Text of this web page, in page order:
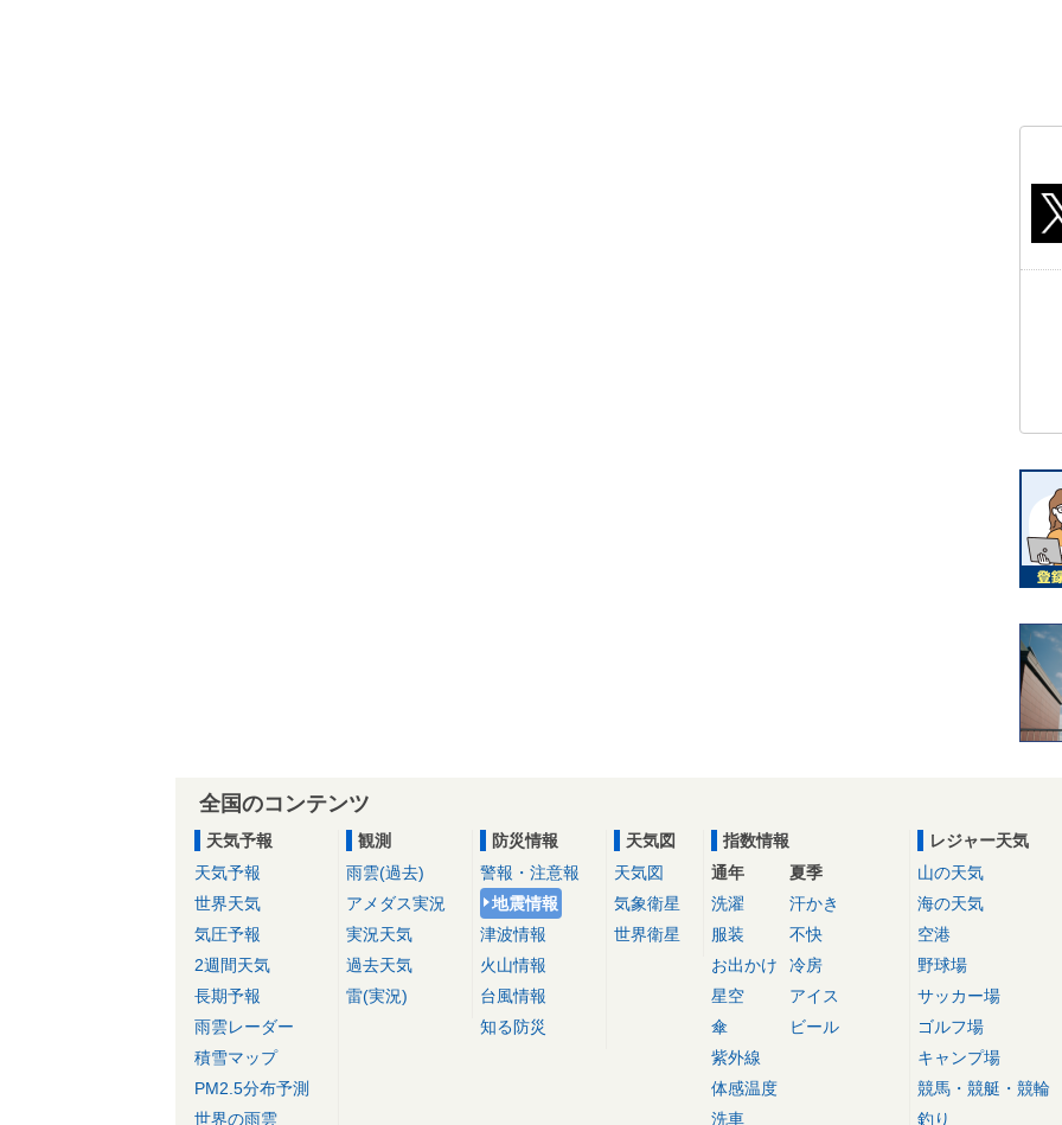
全国のコンテンツ
天気予報
天気予報
世界天気
気圧予報
2週間天気
長期予報
雨雲レーダー
積雪マップ
PM2.5分布予測
世界の雨雲
観測
雨雲(過去)
アメダス実況
実況天気
過去天気
雷(実況)
防災情報
警報・注意報
地震情報
津波情報
火山情報
台風情報
知る防災
天気図
天気図
気象衛星
世界衛星
指数情報
通年
洗濯
服装
お出かけ
星空
傘
紫外線
体感温度
洗車
夏季
汗かき
不快
冷房
アイス
ビール
レジャー天気
山の天気
海の天気
空港
野球場
サッカー場
ゴルフ場
キャンプ場
競馬・競艇・競輪
釣り